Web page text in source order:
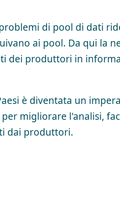
di pool di dati
ai pool. Da qui la
dei produttori in
è diventata un
migliorare l'analisi,
dai produttori.